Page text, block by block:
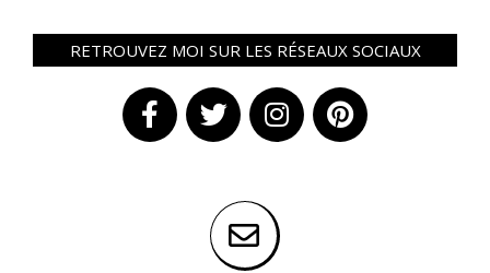
RETROUVEZ MOI SUR LES RÉSEAUX SOCIAUX